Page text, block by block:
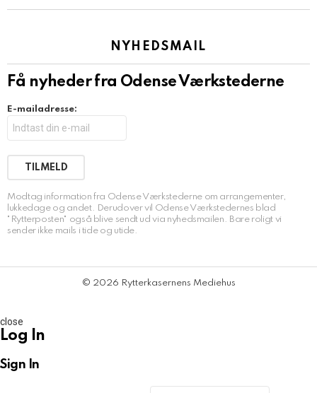
NYHEDSMAIL
Få nyheder fra Odense Værkstederne
E-mailadresse:
Modtag information fra Odense Værkstederne om arrangementer,
lukkedage og andet. Derudover vil Odense Værkstedernes blad
"Rytterposten" også blive sendt ud via nyhedsmailen. Bare roligt vi
sender ikke mails i tide og utide.
© 2026 Rytterkasernens Mediehus
close
Log In
Sign In